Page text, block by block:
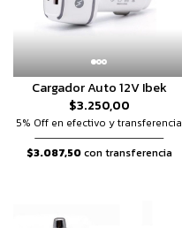
Cargador Auto 12V Ibek
$3.250,00
5% Off en efectivo y transferencia
$3.087,50con transferencia